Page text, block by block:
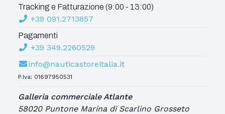
Tracking e Fatturazione (9:00 - 13:00)
+39 091.2713857
Pagamenti
+39 349.2260529
info@nauticastoreitalia.it
P.Iva: 01697950531
Galleria commerciale Atlante
58020 Puntone Marina di Scarlino Grosseto